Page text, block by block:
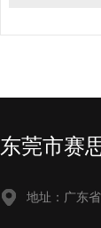
东莞市赛
地址：广东